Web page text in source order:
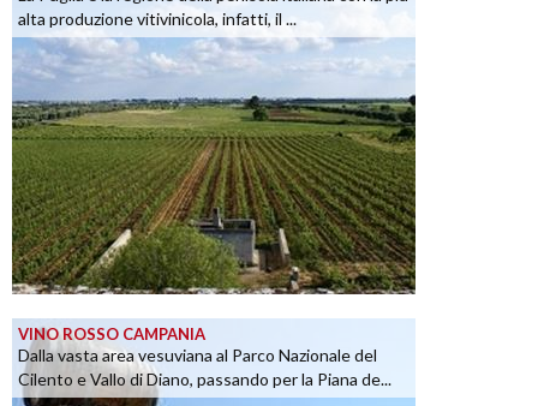
alta produzione vitivinicola, infatti, il ...
VINO ROSSO CAMPANIA
Dalla vasta area vesuviana al Parco Nazionale del
Cilento e Vallo di Diano, passando per la Piana de...